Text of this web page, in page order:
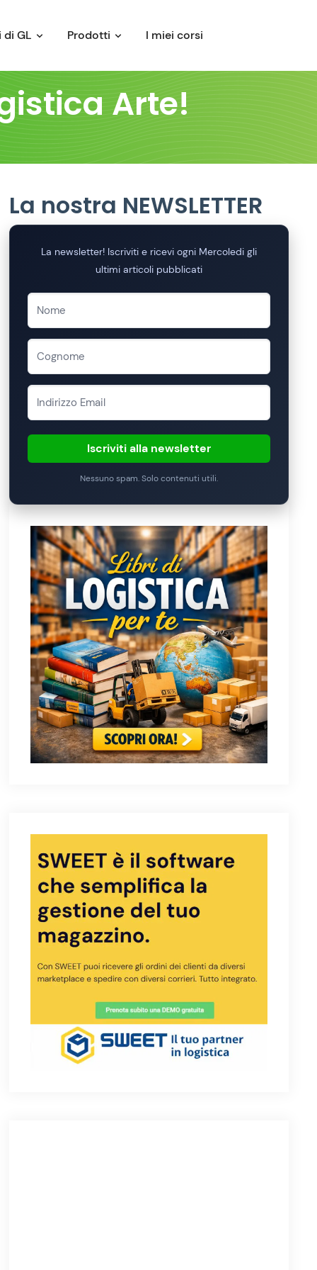
di GL Prodotti I miei corsi
Arte!
La nostra NEWSLETTER
La newsletter! Iscriviti e ricevi ogni Mercoledi gli
ultimi articoli pubblicati
Iscriviti alla newsletter
Nessuno spam. Solo contenuti utili.